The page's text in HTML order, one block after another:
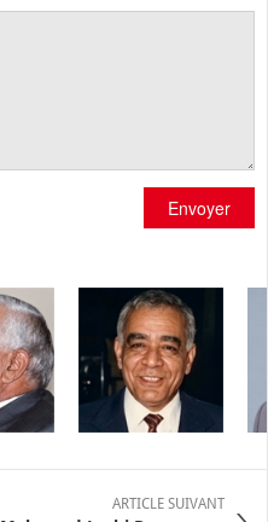
Envoyer
ARTICLE SUIVANT